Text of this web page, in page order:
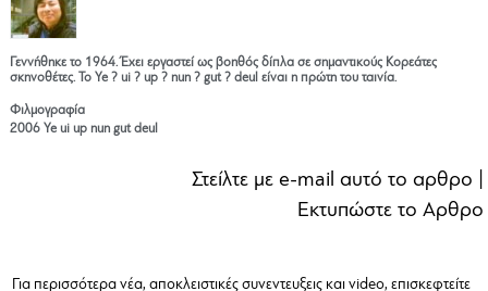
Γεννήθηκε το 1964. Έχει εργαστεί ως βοηθός δίπλα σε σημαντικούς Κορεάτες
σκηνοθέτες. Το Ye ? ui ? up ? nun ? gut ? deul είναι η πρώτη του ταινία.
Φιλμογραφία
2006 Ye ui up nun gut deul
Στείλτε με e-mail αυτό το αρθρο
Εκτυπώστε το Αρθρο
Για περισσότερα νέα, αποκλειστικές συνεντευξεις και video, επισκεφτείτε